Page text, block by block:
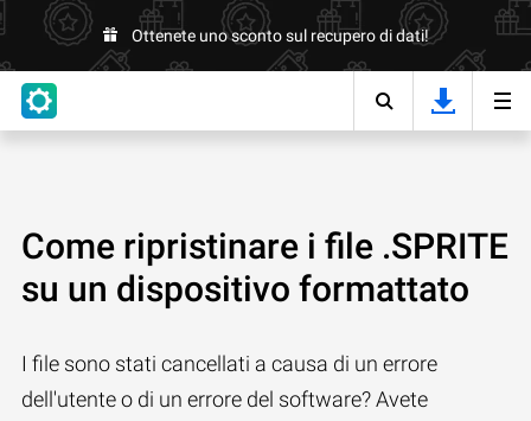
Ottenete uno sconto sul recupero di dati!
Come ripristinare i file .SPRITE
su un dispositivo formattato
I file sono stati cancellati a causa di un errore
dell'utente o di un errore del software? Avete